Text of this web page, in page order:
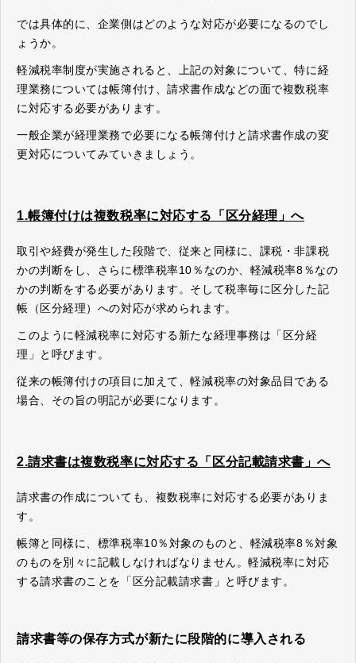
では具体的に、企業側はどのような対応が必要になるのでし
ょうか。
軽減税率制度が実施されると、上記の対象について、特に経
理業務については帳簿付け、請求書作成などの面で複数税率
に対応する必要があります。
一般企業が経理業務で必要になる帳簿付けと請求書作成の変
更対応についてみていきましょう。
1.帳簿付けは複数税率に対応する「区分経理」へ
取引や経費が発生した段階で、従来と同様に、課税・非課税
かの判断をし、さらに標準税率10％なのか、軽減税率8％なの
かの判断をする必要があります。そして税率毎に区分した記
帳（区分経理）への対応が求められます。
このように軽減税率に対応する新たな経理事務は「区分経
理」と呼びます。
従来の帳簿付けの項目に加えて、軽減税率の対象品目である
場合、その旨の明記が必要になります。
2.請求書は複数税率に対応する「区分記載請求書」へ
請求書の作成についても、複数税率に対応する必要がありま
す。
帳簿と同様に、標準税率10％対象のものと、軽減税率8％対象
のものを別々に記載しなければなりません。軽減税率に対応
する請求書のことを「区分記載請求書」と呼びます。
請求書等の保存方式が新たに段階的に導入される